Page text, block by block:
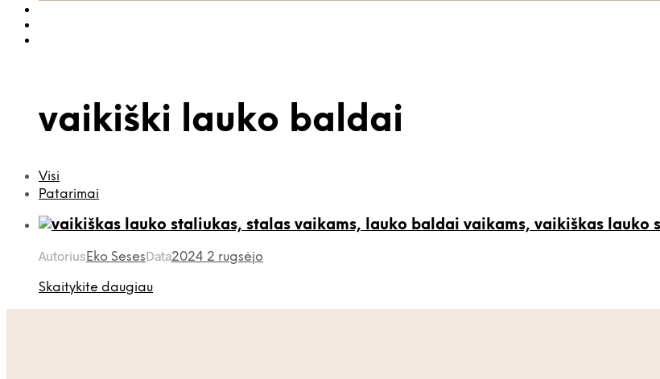
vaikiški lauko baldai
Visi
Patarimai
Autorius Eko SesesData2024 2 rugsėjo
Skaitykite daugiau